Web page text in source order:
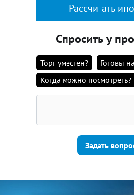
Рассчитать
Спросить у
Торг уместен?
Готовы
Когда можно посмотреть?
Задать